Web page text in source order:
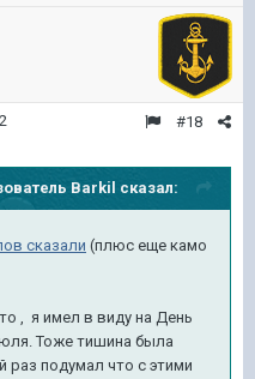
#18
Barkil сказал:
сказали (плюс еще камо
, я имел в виду на День
Тоже тишина была
раз подумал что с этими